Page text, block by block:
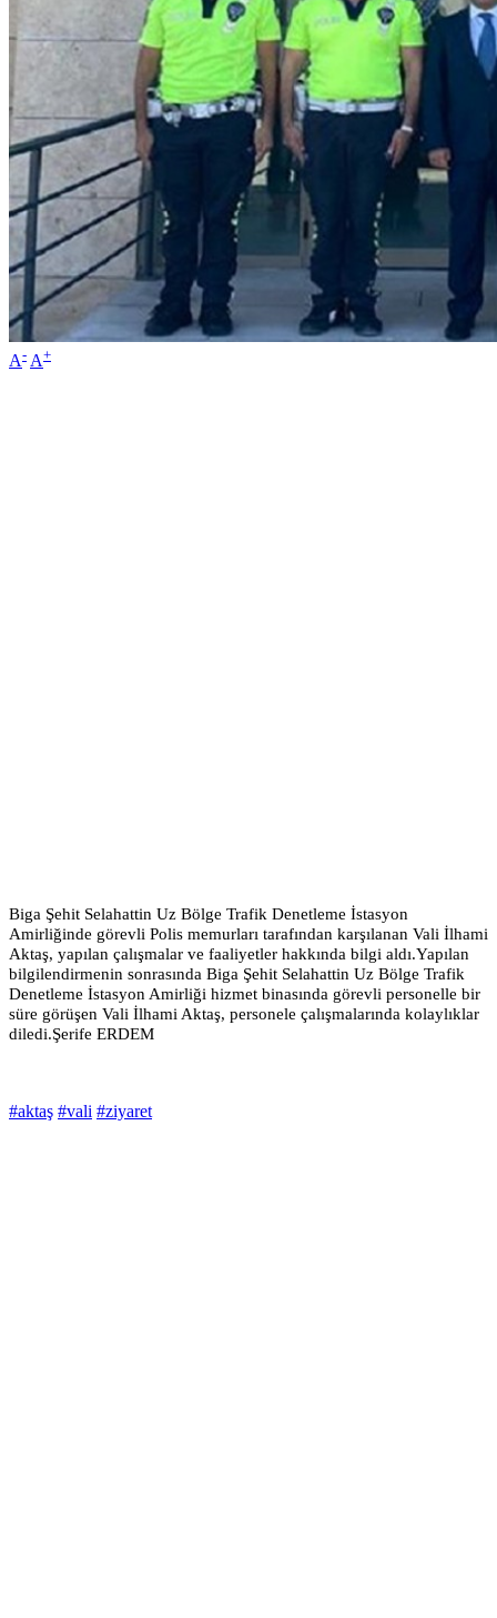
A- A+
Biga Şehit Selahattin Uz Bölge Trafik Denetleme İstasyon
Amirliğinde görevli Polis memurları tarafından karşılanan Vali İlhami
Aktaş, yapılan çalışmalar ve faaliyetler hakkında bilgi aldı.Yapılan
bilgilendirmenin sonrasında Biga Şehit Selahattin Uz Bölge Trafik
Denetleme İstasyon Amirliği hizmet binasında görevli personelle bir
süre görüşen Vali İlhami Aktaş, personele çalışmalarında kolaylıklar
diledi.Şerife ERDEM
#aktaş #vali #ziyaret